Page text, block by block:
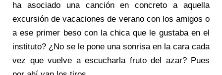
ha asociado una canción en concreto a aquella
excursión de vacaciones de verano con los amigos o
a ese primer beso con la chica que le gustaba en el
instituto? ¿No se le pone una sonrisa en la cara cada
vez que vuelve a escucharla fruto del azar? Pues